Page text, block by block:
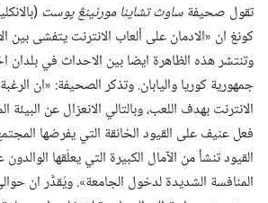
تقول صحيفةساوث تشاينا مورنينڠ پوست
كونغ ان «الادمان على ألعاب الانترنت يتفشى بين
وتنتشر هذه الظاهرة ايضا بين الاحداث في
جمهورية كوريا واليابان.‏ وتذكر الصحيفة:‏ «ان
الانترنت بهدف اللعب،‏ وبالتالي الانعزال عن البيئة
فعل عنيف على القيود الخانقة التي يفرضها
القيود تنشأ من الآمال الكبيرة التي يعلّقها
المنافسة الشديدة لدخول الجامعة».‏ ويُقدَّر ان